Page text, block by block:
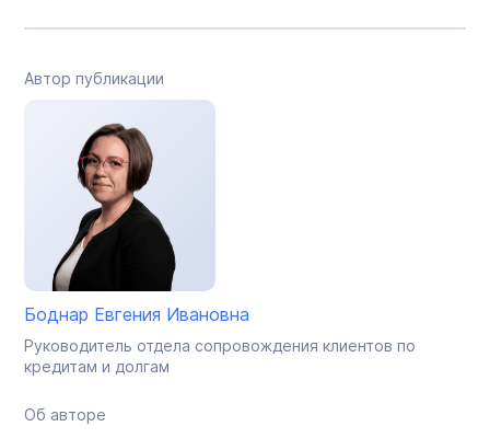
Автор публикации
Боднар Евгения Ивановна
Руководитель отдела сопровождения клиентов по
кредитам и долгам
Об авторе